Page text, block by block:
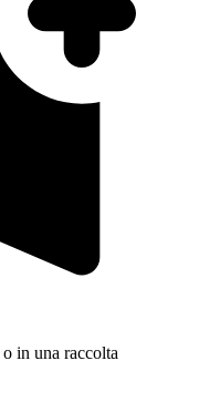
in una raccolta